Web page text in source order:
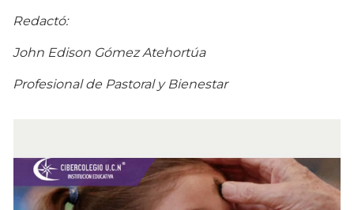
Redactó:
John Edison Gómez Atehortúa
Profesional de Pastoral y Bienestar